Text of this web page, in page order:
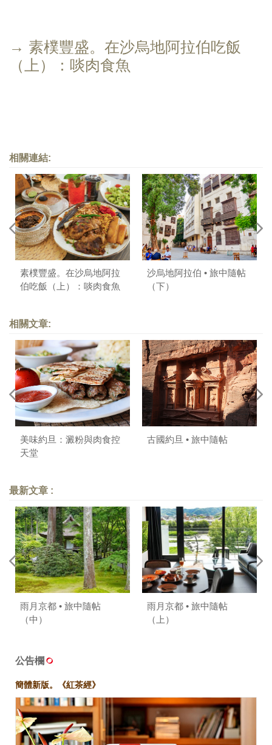
→ 素樸豐盛。在沙烏地阿拉伯吃飯
（上）：啖肉食魚
相關連結:
素樸豐盛。在沙烏地阿拉
伯吃飯（上）：啖肉食魚
沙烏地阿拉伯 • 旅中隨帖
（下）
相關文章:
美味約旦：澱粉與肉食控
天堂
古國約旦 • 旅中隨帖
最新文章 :
雨月京都 • 旅中隨帖
（中）
雨月京都 • 旅中隨帖
（上）
公告欄
簡體新版。《紅茶經》